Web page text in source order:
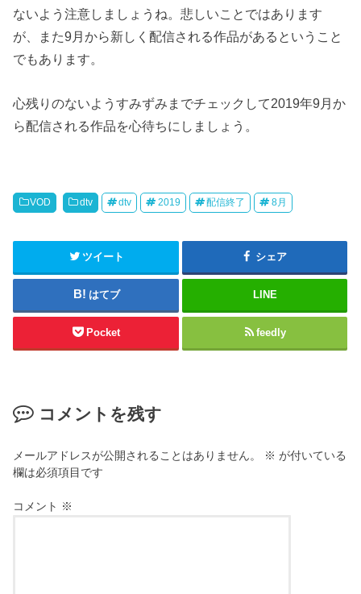
ないよう注意しましょうね。悲しいことではあります
が、また9月から新しく配信される作品があるということ
でもあります。
心残りのないようすみずみまでチェックして2019年9月か
ら配信される作品を心待ちにしましょう。
VOD dtv dtv 2019 配信終了 8月
ツイート シェア
はてブ LINE
Pocket feedly
コメントを残す
メールアドレスが公開されることはありません。 ※ が付いている
欄は必須項目です
コメント ※